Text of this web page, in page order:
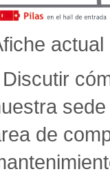
Discutir
de